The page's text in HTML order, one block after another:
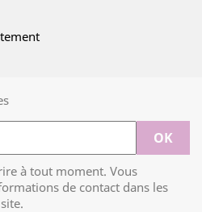
à tout moment. Vous
de contact dans les